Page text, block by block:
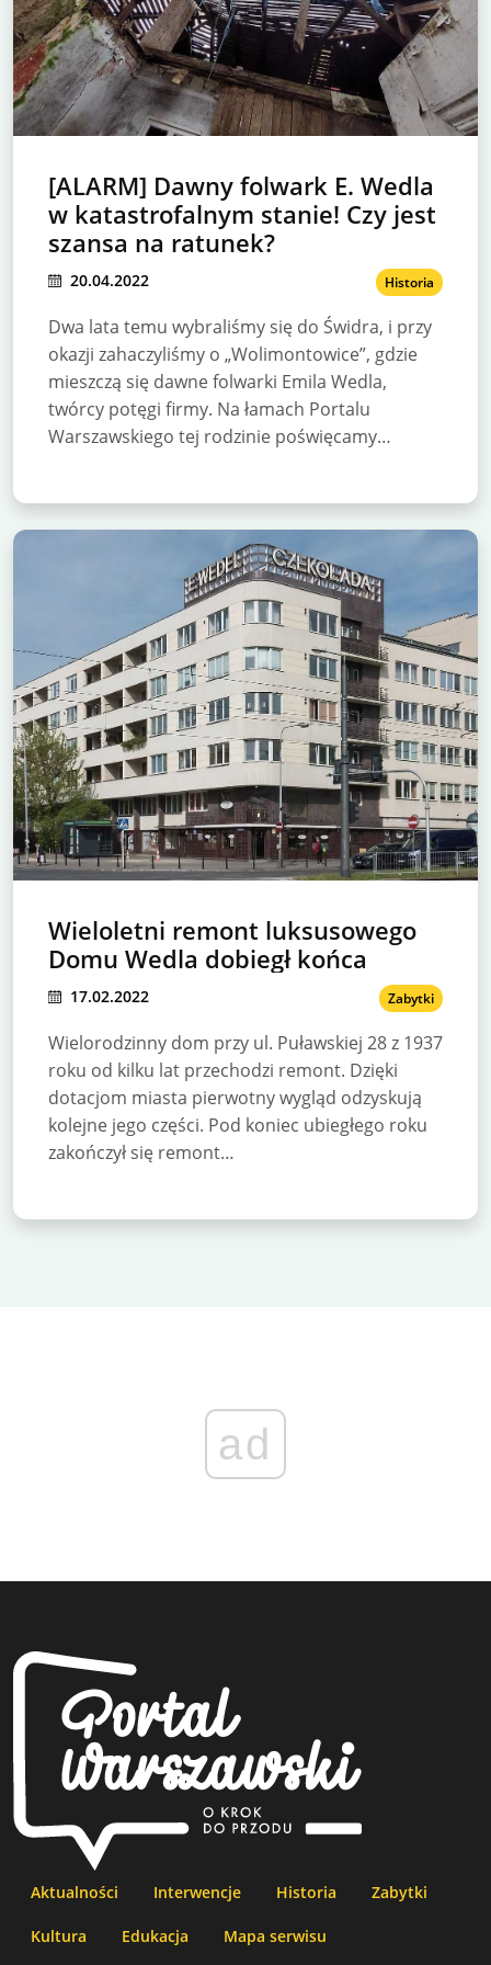
[ALARM] Dawny folwark E. Wedla
w katastrofalnym stanie! Czy jest
szansa na ratunek?
20.04.2022 Historia
Dwa lata temu wybraliśmy się do Świdra, i przy
okazji zahaczyliśmy o „Wolimontowice”, gdzie
mieszczą się dawne folwarki Emila Wedla,
twórcy potęgi firmy. Na łamach Portalu
Warszawskiego tej rodzinie poświęcamy…
Wieloletni remont luksusowego
Domu Wedla dobiegł końca
17.02.2022 Zabytki
Wielorodzinny dom przy ul. Puławskiej 28 z 1937
roku od kilku lat przechodzi remont. Dzięki
dotacjom miasta pierwotny wygląd odzyskują
kolejne jego części. Pod koniec ubiegłego roku
zakończył się remont…
ad
Aktualności Interwencje Historia Zabytki
Kultura Edukacja Mapa serwisu